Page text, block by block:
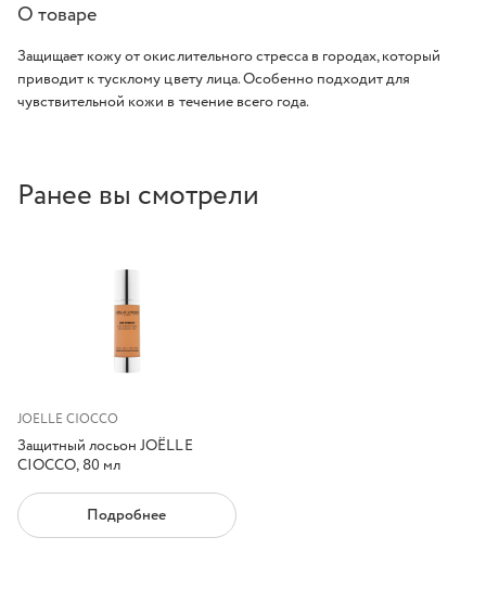
О товаре
Защищает кожу от окислительного стресса в городах, который
приводит к тусклому цвету лица. Особенно подходит для
чувствительной кожи в течение всего года.
Ранее вы смотрели
JOELLE CIOCCO
Защитный лосьон JOЁLLE
CIOCCO, 80 мл
Подробнее